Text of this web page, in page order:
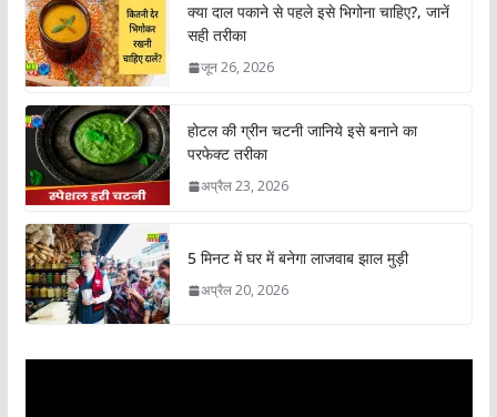
क्या दाल पकाने से पहले इसे भिगोना चाहिए?, जानें
सही तरीका
जून 26, 2026
होटल की ग्रीन चटनी जानिये इसे बनाने का
परफेक्ट तरीका
अप्रैल 23, 2026
5 मिनट में घर में बनेगा लाजवाब झाल मुड़ी
अप्रैल 20, 2026